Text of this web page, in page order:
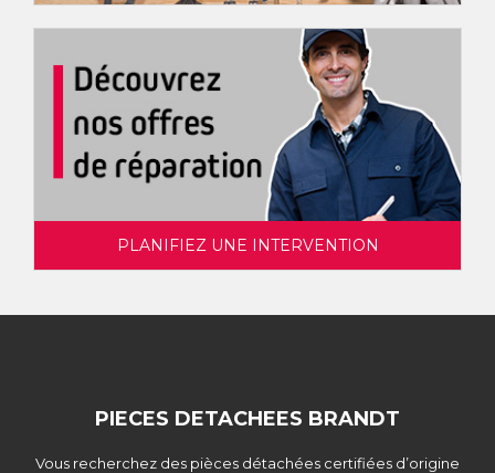
PLANIFIEZ UNE INTERVENTION
PIECES DETACHEES BRANDT
Vous recherchez des pièces détachées certifiées d’origine